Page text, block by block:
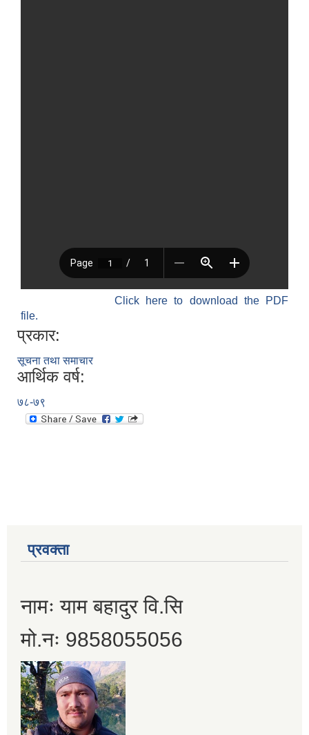
Click here to download the PDF
file.
प्रकार:
सूचना तथा समाचार
आर्थिक वर्ष:
७८-७९
प्रवक्ता
नामः याम बहादुर वि.सि
मो.नः 9858055056